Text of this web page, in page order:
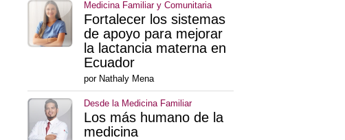
Medicina Familiar y Comunitaria
Fortalecer los sistemas
de apoyo para mejorar
la lactancia materna en
Ecuador
por Nathaly Mena
Desde la Medicina Familiar
Los más humano de la
medicina